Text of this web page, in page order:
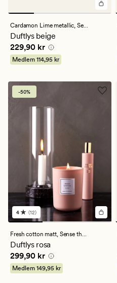
Cardamon Lime metallic,Sense the Moment
Duftlys beige
Pris 229,90 kr
229,90 kr
Medlem 114,95 kr
-50%
12
anmeldelser
med
en
gjennomsnittlig
vurdering
på
4
4 (12)
Fresh cotton matt, Sense the Moment
Duftlys rosa
Pris 299,90 kr
299,90 kr
Medlem 149,95 kr